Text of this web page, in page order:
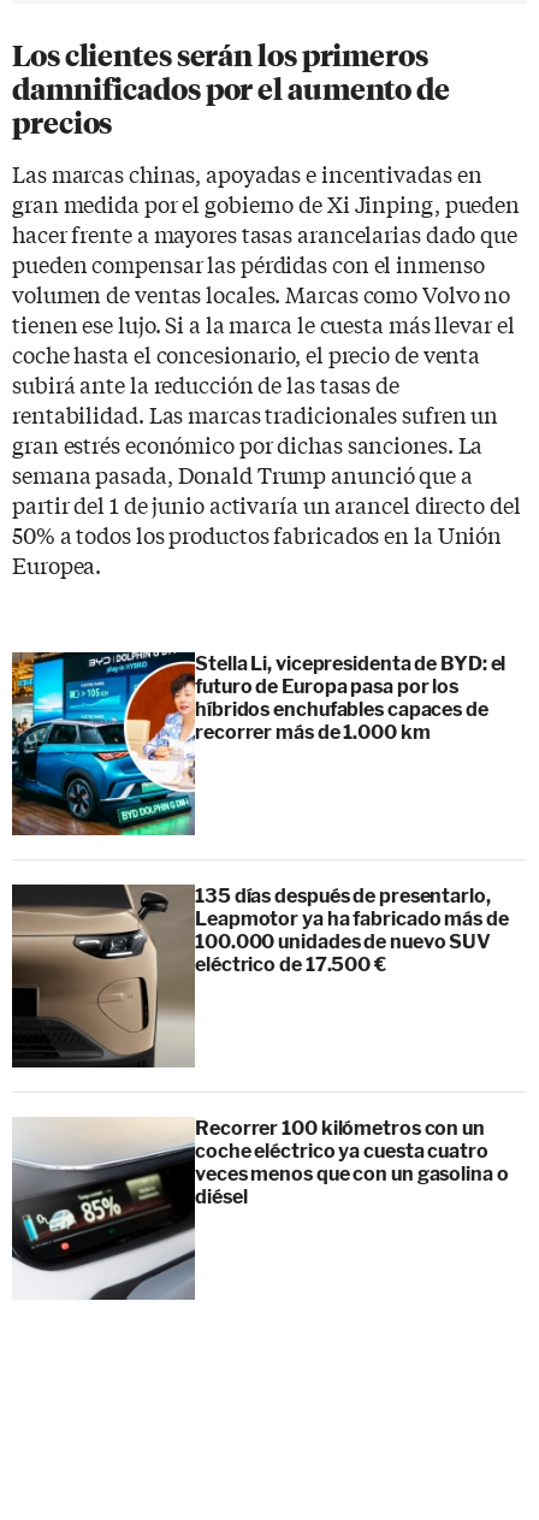
Los clientes serán los primeros
damnificados por el aumento de
precios
Las marcas chinas, apoyadas e incentivadas en
gran medida por el gobierno de Xi Jinping, pueden
hacer frente a mayores tasas arancelarias dado que
pueden compensar las pérdidas con el inmenso
volumen de ventas locales. Marcas como Volvo no
tienen ese lujo. Si a la marca le cuesta más llevar el
coche hasta el concesionario, el precio de venta
subirá ante la reducción de las tasas de
rentabilidad. Las marcas tradicionales sufren un
gran estrés económico por dichas sanciones. La
semana pasada, Donald Trump anunció que a
partir del 1 de junio activaría un arancel directo del
50% a todos los productos fabricados en la Unión
Europea.
Stella Li, vicepresidenta de BYD: el
futuro de Europa pasa por los
híbridos enchufables capaces de
recorrer más de 1.000 km
135 días después de presentarlo,
Leapmotor ya ha fabricado más de
100.000 unidades de nuevo SUV
eléctrico de 17.500 €
Recorrer 100 kilómetros con un
coche eléctrico ya cuesta cuatro
veces menos que con un gasolina o
diésel